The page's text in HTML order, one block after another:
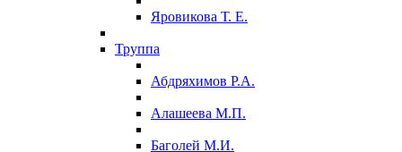
Яровикова Т. Е.
Труппа
Абдряхимов Р.А.
Алашеева М.П.
Баголей М.И.